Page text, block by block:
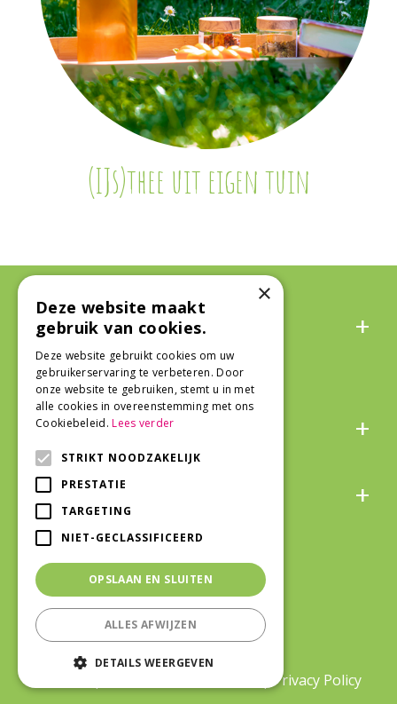
(IJs)thee uit eigen tuin
Algemeen
Over ons
Snel naar
Veilig winkelen
©Life and Garden Oostburg
Privacy Policy
×
Deze website maakt
gebruik van cookies.
Deze website gebruikt cookies om uw
gebruikerservaring te verbeteren. Door
onze website te gebruiken, stemt u in met
alle cookies in overeenstemming met ons
Cookiebeleid.Lees verder
STRIKT NOODZAKELIJK
PRESTATIE
TARGETING
NIET-GECLASSIFICEERD
OPSLAAN EN SLUITEN
ALLES AFWIJZEN
DETAILS WEERGEVEN